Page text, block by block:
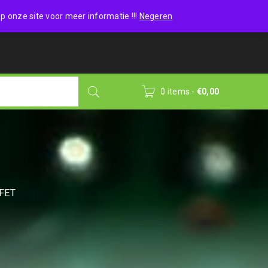
onze site voor meer informatie !!! Negeren
Wishlist (0)
0 items - €0,00